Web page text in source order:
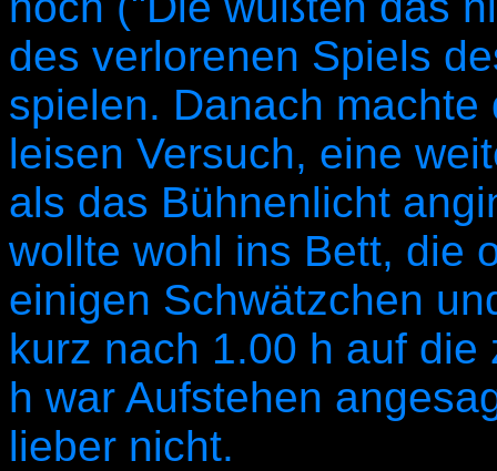
des verlorenen Spiels
spielen. Danach
leisen Versuch, eine
als das Bühnenlicht
wollte wohl ins Bett, die
einigen Schwätzchen
kurz nach 1.00 h auf
h war Aufstehen
lieber nicht.